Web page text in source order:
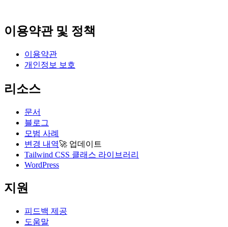
이용약관 및 정책
이용약관
개인정보 보호
리소스
문서
블로그
모범 사례
변경 내역🚀 업데이트
Tailwind CSS 클래스 라이브러리
WordPress
지원
피드백 제공
도움말